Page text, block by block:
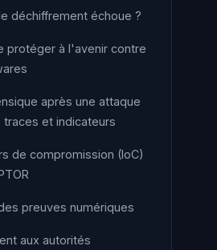
déchiffrement échoue ?
protéger à l'avenir contre
après une attaque
traces et indicateurs
de compromission (IoC)
preuves numériques
aux autorités